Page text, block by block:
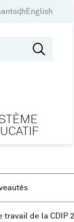
English
travail de la CDIP